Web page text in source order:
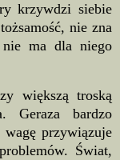
krzywdzi siebie
nie zna
ma dla niego
większą troską
Geraza bardzo
przywiązuje
Świat,